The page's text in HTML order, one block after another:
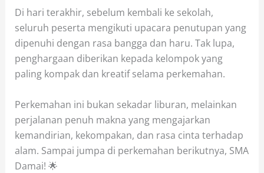
Di hari terakhir, sebelum kembali ke sekolah,
seluruh peserta mengikuti upacara penutupan yang
dipenuhi dengan rasa bangga dan haru. Tak lupa,
penghargaan diberikan kepada kelompok yang
paling kompak dan kreatif selama perkemahan.
Perkemahan ini bukan sekadar liburan, melainkan
perjalanan penuh makna yang mengajarkan
kemandirian, kekompakan, dan rasa cinta terhadap
alam. Sampai jumpa di perkemahan berikutnya, SMA
Damai! 🌟